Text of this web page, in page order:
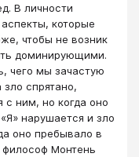
В личности
которые
чтобы не возник
доминирующими.
чего мы зачастую
спрятано,
с ним, но когда оно
нарушается и зло
оно пребывало в
философ Монтень